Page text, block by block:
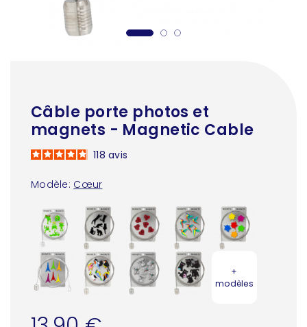
Câble porte photos et
magnets - Magnetic Cable
Modèle: Cœur
118avis
+
modèles